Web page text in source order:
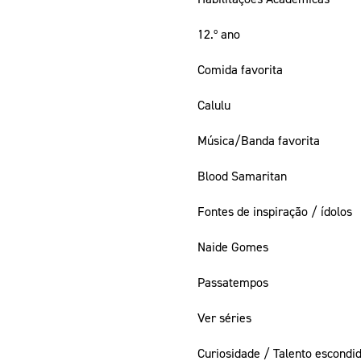
12.º ano
Comida favorita
Calulu
Música/Banda favorita
Blood Samaritan
Fontes de inspiração / ídolos
Naide Gomes
Passatempos
Ver séries
Curiosidade / Talento